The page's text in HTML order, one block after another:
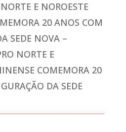
E NOROESTE
20 ANOS COM
SEDE NOVA –
NORTE E
COMEMORA 20
DA SEDE